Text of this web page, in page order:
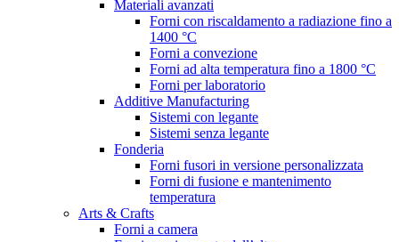
Materiali avanzati
Forni con riscaldamento a radiazione fino a
1400 °C
Forni a convezione
Forni ad alta temperatura fino a 1800 °C
Forni per laboratorio
Additive Manufacturing
Sistemi con legante
Sistemi senza legante
Fonderia
Forni fusori in versione personalizzata
Forni di fusione e mantenimento
temperatura
Arts & Crafts
Forni a camera